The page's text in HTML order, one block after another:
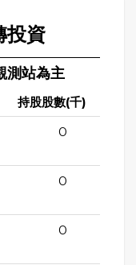
投資
測站為主
持股股數(千)
0
0
0